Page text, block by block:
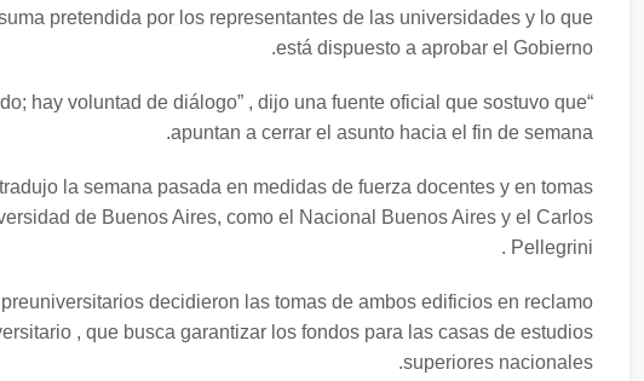
pretendida por los representantes de las universidades y lo que
está dispuesto a aprobar el Gobierno.
hay voluntad de diálogo” , dijo una fuente oficial que sostuvo que
apuntan a cerrar el asunto hacia el fin de semana.
la semana pasada en medidas de fuerza docentes y en tomas
de Buenos Aires, como el Nacional Buenos Aires y el Carlos
Pellegrini .
decidieron las tomas de ambos edificios en reclamo
, que busca garantizar los fondos para las casas de estudios
superiores nacionales.